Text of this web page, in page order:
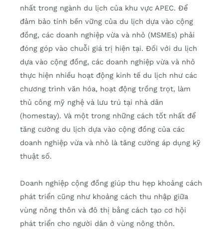
nhất trong ngành du lịch của khu vực APEC. Để
đảm bảo tính bền vững của du lịch dựa vào cộng
đồng, các doanh nghiệp vừa và nhỏ (MSMEs) phải
đóng góp vào chuỗi giá trị hiện tại. Đối với du lịch
dựa vào cộng đồng, các doanh nghiệp vừa và nhỏ
thực hiện nhiều hoạt động kinh tế du lịch như các
chương trình văn hóa, hoạt động trồng trọt, làm
thủ công mỹ nghệ và lưu trú tại nhà dân
(homestay). Và một trong những cách tốt nhất để
tăng cường du lịch dựa vào cộng đồng của các
doanh nghiệp vừa và nhỏ là tăng cường áp dụng kỹ
thuật số.
Doanh nghiệp cộng đồng giúp thu hẹp khoảng cách
phát triển cũng như khoảng cách thu nhập giữa
vùng nông thôn và đô thị bằng cách tạo cơ hội
phát triển cho người dân ở vùng nông thôn.